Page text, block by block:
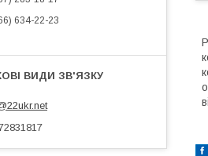
634-22-23